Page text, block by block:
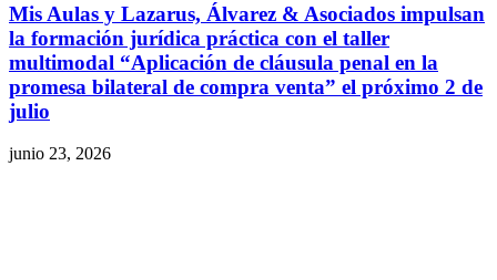
Mis Aulas y Lazarus, Álvarez & Asociados impulsan
la formación jurídica práctica con el taller
multimodal “Aplicación de cláusula penal en la
promesa bilateral de compra venta” el próximo 2 de
julio
junio 23, 2026